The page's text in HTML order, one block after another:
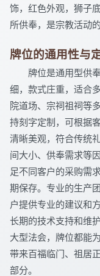
饰，红色外观，狮子
所供奉，是宗教活动
牌位的通用性与
牌位是通用型供
细，款式庄重，适合
院道场、宗祠祖祠等
持刻字定制，可根据
清晰美观，符合传统
间大小、供奉需求等
足不同客户的采购需
期保存。专业的生产
户提供专业的建议和
长期的技术支持和维
大型法会，牌位都能
带来百福临门、祖居
部分。